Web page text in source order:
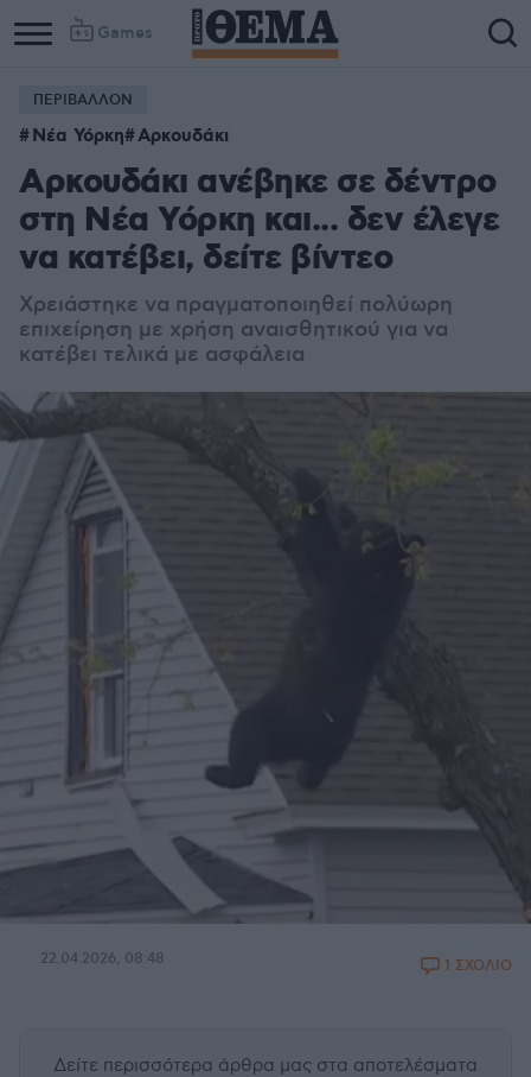
Games
ΠΕΡΙΒΑΛΛΟΝ
Νέα Υόρκη Αρκουδάκι
Aρκουδάκι ανέβηκε σε δέντρο
στη Νέα Υόρκη και... δεν έλεγε
να κατέβει, δείτε βίντεο
Χρειάστηκε να πραγματοποιηθεί πολύωρη
επιχείρηση με χρήση αναισθητικού για να
κατέβει τελικά με ασφάλεια
22.04.2026, 08:48 1 ΣΧΟΛΙΟ
Δείτε περισσότερα άρθρα μας στα αποτελέσματα